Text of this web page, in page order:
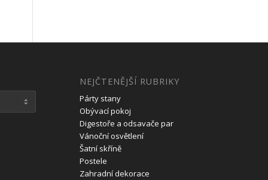
NEJČTENĚJŠÍ RUBRIKY
Párty stany
Obývací pokoj
Digestoře a odsavače par
Vánoční osvětlení
Šatní skříně
Postele
Zahradní dekorace